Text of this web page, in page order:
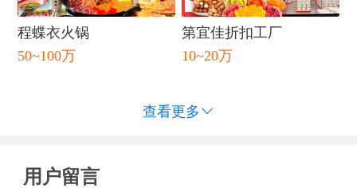
程蝶衣火锅
50~100万
第宜佳折扣工厂
10~20万
查看更多 
用户留言